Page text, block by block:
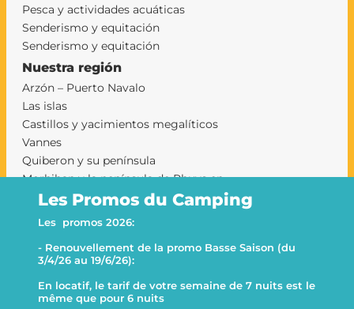
Les Promos du Camping
Les promos 2026:
- Renouvellement de la promo Basse Saison (du
3/4/26 au 19/6/26):
En locatif, le tarif de votre semaine de 7 nuits est le
même que pour 6 nuits
Pesca y actividades acuáticas
Senderismo y equitación
Senderismo y equitación
Nuestra región
Arzón – Puerto Navalo
Las islas
Castillos y yacimientos megalíticos
Vannes
Quiberon y su península
Morbihan y la península de Rhuys en
camping
camping sarzeau
Le Goh Velin
This website uses cookies
This website uses cookies to improve user experience. By
using our website you consent to all cookies in accordance with